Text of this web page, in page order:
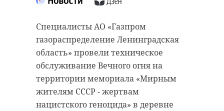
Специалисты АО «Газпром
газораспределение Ленинградская
область» провели техническое
обслуживание Вечного огня на
территории мемориала «Мирным
жителям СССР - жертвам
нацистского геноцида» в деревне
Поисковики
заступили на
Вахту Памяти в
Ленобласти: н ...
Поисковики
завершили
летнюю
Кировском ...